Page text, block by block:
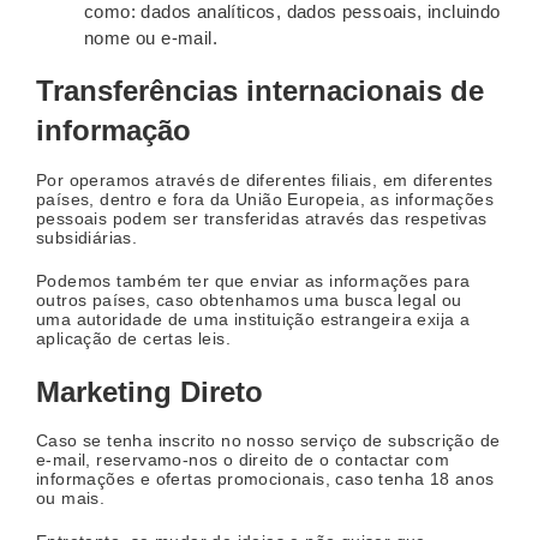
como: dados analíticos, dados pessoais, incluindo
nome ou e-mail.
Transferências internacionais de
informação
Por operamos através de diferentes filiais, em diferentes
países, dentro e fora da União Europeia, as informações
pessoais podem ser transferidas através das respetivas
subsidiárias.
Podemos também ter que enviar as informações para
outros países, caso obtenhamos uma busca legal ou
uma autoridade de uma instituição estrangeira exija a
aplicação de certas leis.
Marketing Direto
Caso se tenha inscrito no nosso serviço de subscrição de
e-mail, reservamo-nos o direito de o contactar com
informações e ofertas promocionais, caso tenha 18 anos
ou mais.